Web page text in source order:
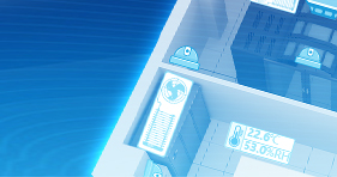
部门概况
网络中心
信息中心